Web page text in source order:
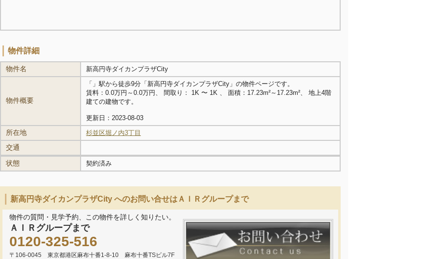
物件詳細
物件名 新高円寺ダイカンプラザCity
物件概要
「 」駅から徒歩9分「新高円寺ダイカンプラザCity」の物件ページです。
賃料：0.0万円～0.0万円、 間取り： 1K 〜 1K 、 面積：17.23m²～17.23m²、 地上4階
建ての建物です。
更新日：2023-08-03
所在地 杉並区堀ノ内3丁目
交通
状態
契約済み
新高円寺ダイカンプラザCity へのお問い合せはＡＩＲグループまで
物件の質問・見学予約、この物件を詳しく知りたい。
ＡＩＲグループまで
0120-325-516
〒106-0045 東京都港区麻布十番1-8-10 麻布十番TSビル7F